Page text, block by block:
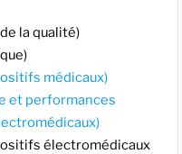
la qualité)
médicaux)
et performances
électromédicaux